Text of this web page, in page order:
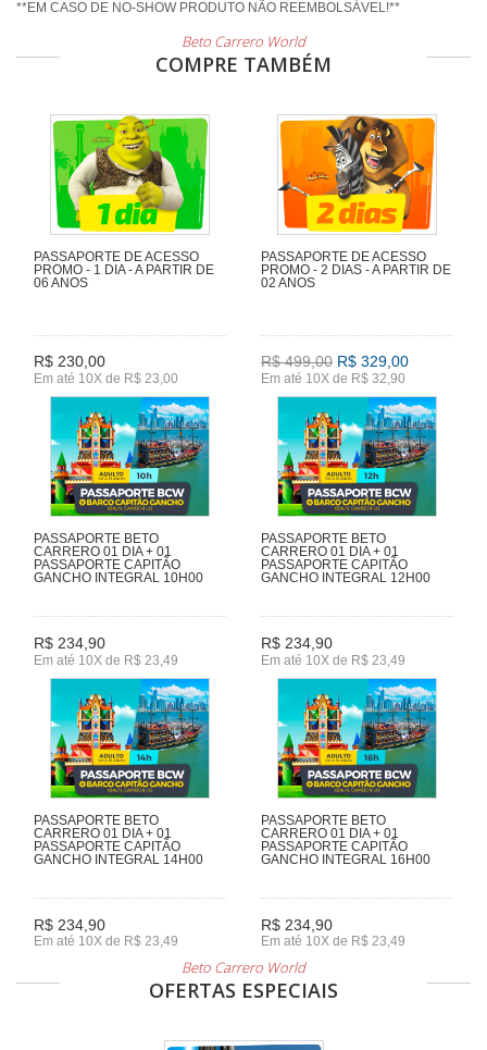
Beto Carrero World
COMPRE TAMBÉM
PASSAPORTE DE ACESSO
PROMO - 1 DIA - A PARTIR DE
06 ANOS
R$ 230,00
Em até 10X de R$ 23,00
PASSAPORTE DE ACESSO
PROMO - 2 DIAS - A PARTIR DE
02 ANOS
R$ 499,00 R$ 329,00
Em até 10X de R$ 32,90
PASSAPORTE BETO
CARRERO 01 DIA + 01
PASSAPORTE CAPITÃO
GANCHO INTEGRAL 10H00
R$ 234,90
Em até 10X de R$ 23,49
PASSAPORTE BETO
CARRERO 01 DIA + 01
PASSAPORTE CAPITÃO
GANCHO INTEGRAL 12H00
R$ 234,90
Em até 10X de R$ 23,49
PASSAPORTE BETO
CARRERO 01 DIA + 01
PASSAPORTE CAPITÃO
GANCHO INTEGRAL 14H00
R$ 234,90
Em até 10X de R$ 23,49
PASSAPORTE BETO
CARRERO 01 DIA + 01
PASSAPORTE CAPITÃO
GANCHO INTEGRAL 16H00
R$ 234,90
Em até 10X de R$ 23,49
Beto Carrero World
OFERTAS ESPECIAIS